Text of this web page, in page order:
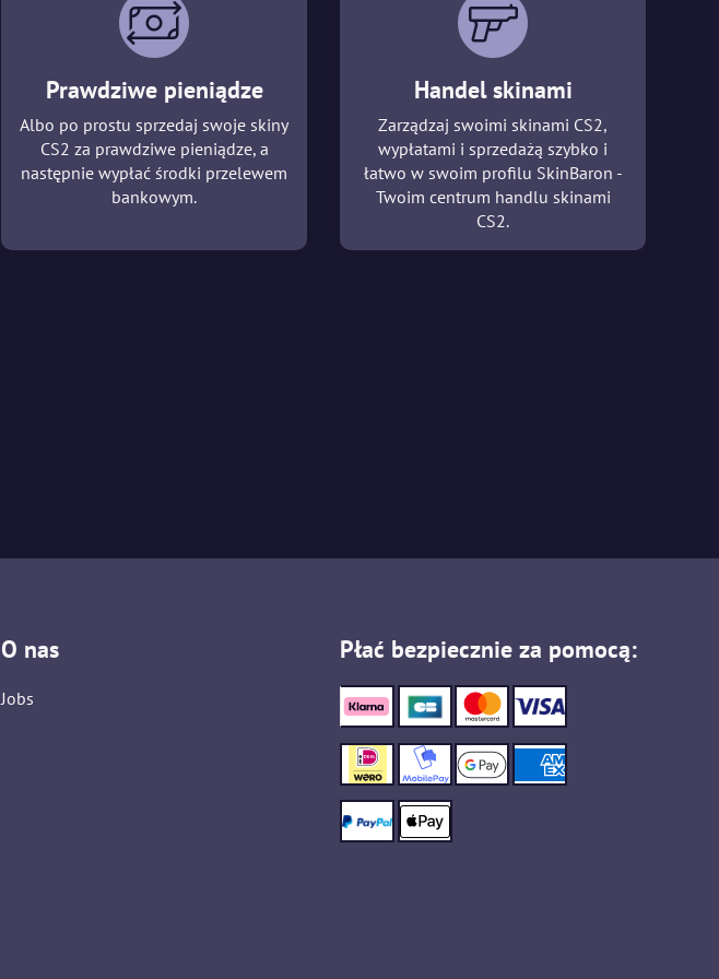
Prawdziwe pieniądze
Albo po prostu sprzedaj swoje skiny
CS2 za prawdziwe pieniądze, a
następnie wypłać środki przelewem
bankowym.
Handel skinami
Zarządzaj swoimi skinami CS2,
wypłatami i sprzedażą szybko i
łatwo w swoim profilu SkinBaron -
Twoim centrum handlu skinami
CS2.
O nas
Jobs
Płać bezpiecznie za pomocą: